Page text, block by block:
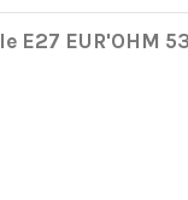
E27 EUR'OHM